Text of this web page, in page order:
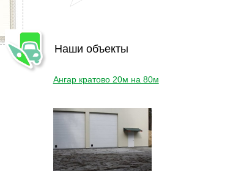
Наши объекты
Ангар кратово 20м на 80м